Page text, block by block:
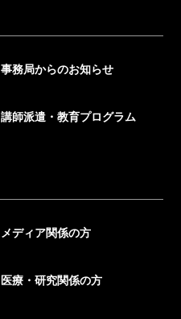
事務局からのお知らせ
講師派遣・教育プログラム
メディア関係の方
医療・研究関係の方